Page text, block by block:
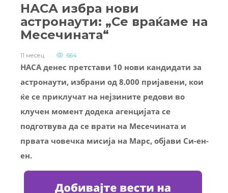
НАСА избра нови
астронаути: „Се враќаме на
Месечината“
11 месец 664
НАСА денес претстави 10 нови кандидати за
астронаути, избрани од 8.000 пријавени, кои
ќе се приклучат на нејзините редови во
клучен момент додека агенцијата се
подготвува да се врати на Месечината и
првата човечка мисија на Марс, објави Си-ен-
ен.